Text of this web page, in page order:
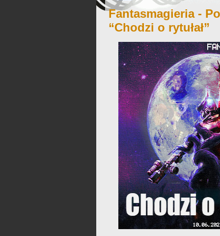
Fantasmagieria -
“Chodzi o rytułał”